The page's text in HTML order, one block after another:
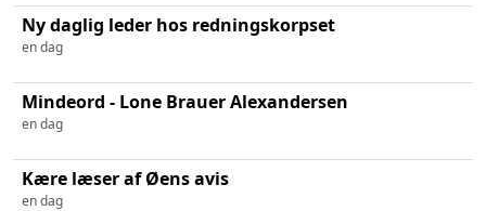
Ny daglig leder hos redningskorpset
en dag
Mindeord - Lone Brauer Alexandersen
en dag
Kære læser af Øens avis
en dag